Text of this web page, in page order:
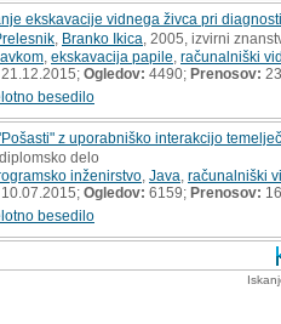
ekskavacije vidnega živca pri
Branko Ikica , 2005, izvirni
ekskavacija papile računalniški
21.12.2015; Ogledov: 4490; Prenosov: 23
besedilo
z uporabniško interakcijo
diplomsko delo
inženirstvo Java računalniški
10.07.2015; Ogledov: 6159; Prenosov: 16
besedilo